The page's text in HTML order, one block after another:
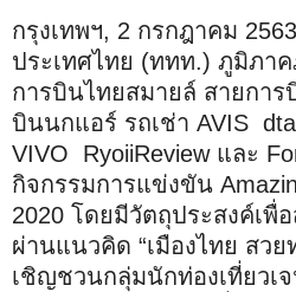
กรุงเทพฯ, 2 กรกฎาคม
ประเทศไทย (ททท.) ภูมิภา
การบินไทยสมายล์ สายการ
บินนกแอร์ รถเช่า AVIS
VIVO RyoiiReview และ
กิจกรรมการแข่งขัน
2020 โดยมีวัตถุประสงค์เพื่
ผ่านแนวคิด “เมืองไทย สวย
เชิญชวนกลุ่มนักท่องเที่ยวเ